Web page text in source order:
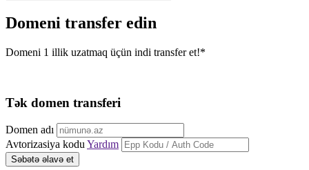
Domeni transfer edin
Domeni 1 illik uzatmaq üçün indi transfer et!*
Tək domen transferi
Domen adı
Avtorizasiya kodu Yardım
Səbətə əlavə et